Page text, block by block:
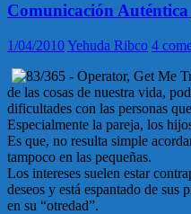
Comunicación
1/04/2010Yehuda Ribco 4
de las cosas de nuestra vida,
dificultades con las personas
Especialmente la pareja, los
Es que, no resulta simple
tampoco en las pequeñas.
Los intereses suelen estar
deseos y está espantado de
en su “otredad”.